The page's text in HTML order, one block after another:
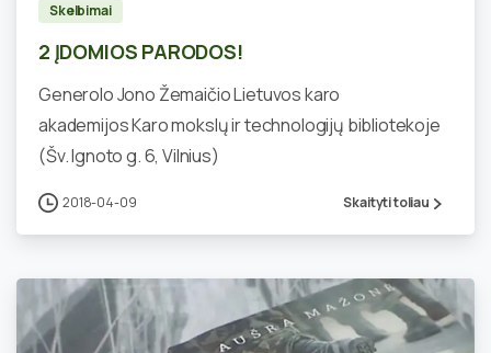
Skelbimai
2 ĮDOMIOS PARODOS!
Generolo Jono Žemaičio Lietuvos karo
akademijos Karo mokslų ir technologijų bibliotekoje
(Šv. Ignoto g. 6, Vilnius)
2018-04-09 Skaityti toliau